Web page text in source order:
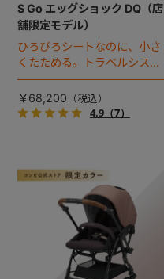
S Go エッグショック DQ（店
舗限定モデル）
ひろびろシートなのに、小さ
くたためる。トラベルシステ
ム対応ベビーカー。
￥68,200
4.9（7）